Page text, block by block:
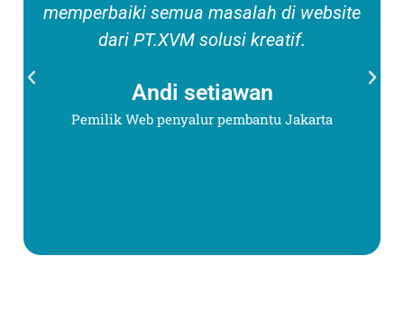
memperbaiki semua masalah di website
dari PT.XVM solusi kreatif.
Andi setiawan
Pemilik Web penyalur pembantu Jakarta